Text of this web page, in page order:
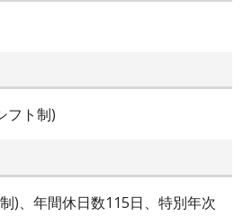
フト制)
)、年間休日数115日、特別年次